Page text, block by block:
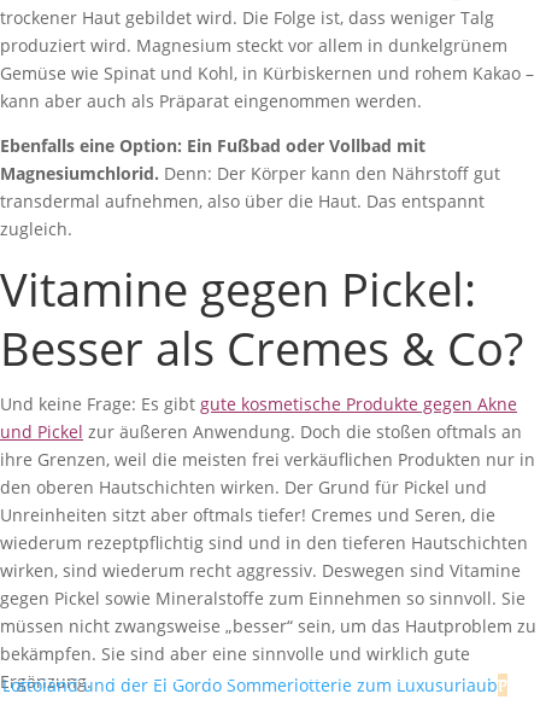
trockener Haut gebildet wird. Die Folge ist, dass weniger Talg
produziert wird. Magnesium steckt vor allem in dunkelgrünem
Gemüse wie Spinat und Kohl, in Kürbiskernen und rohem Kakao –
kann aber auch als Präparat eingenommen werden.
Ebenfalls eine Option: Ein Fußbad oder Vollbad mit
Magnesiumchlorid. Denn: Der Körper kann den Nährstoff gut
transdermal aufnehmen, also über die Haut. Das entspannt
zugleich.
Vitamine gegen Pickel:
Besser als Cremes & Co?
Und keine Frage: Es gibt gute kosmetische Produkte gegen Akne
und Pickel zur äußeren Anwendung. Doch die stoßen oftmals an
ihre Grenzen, weil die meisten frei verkäuflichen Produkten nur in
den oberen Hautschichten wirken. Der Grund für Pickel und
Unreinheiten sitzt aber oftmals tiefer! Cremes und Seren, die
wiederum rezeptpflichtig sind und in den tieferen Hautschichten
wirken, sind wiederum recht aggressiv. Deswegen sind Vitamine
gegen Pickel sowie Mineralstoffe zum Einnehmen so sinnvoll. Sie
müssen nicht zwangsweise „besser“ sein, um das Hautproblem zu
bekämpfen. Sie sind aber eine sinnvolle und wirklich gute
Ergänzung.